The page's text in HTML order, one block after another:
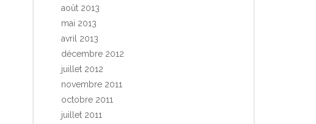
août 2013
mai 2013
avril 2013
décembre 2012
juillet 2012
novembre 2011
octobre 2011
juillet 2011